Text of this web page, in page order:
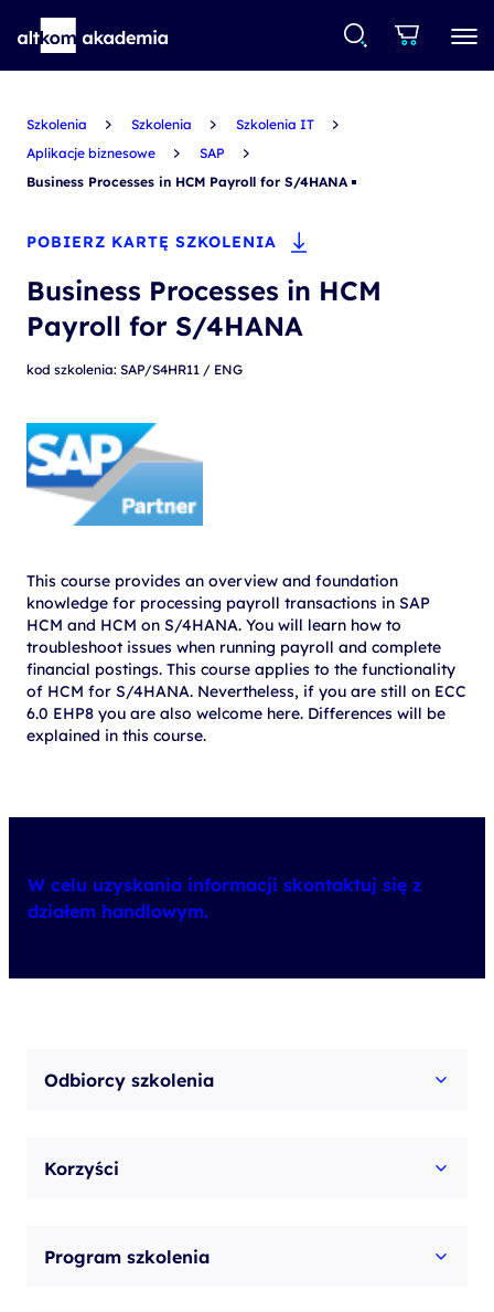
Szkolenia Szkolenia
Szkolenia IT
Aplikacje biznesowe
SAP
Business Processes in HCM Payroll for S/4HANA
POBIERZ KARTĘ SZKOLENIA
Business Processes in HCM
Payroll for S/4HANA
kod szkolenia: SAP/S4HR11 / ENG
This course provides an overview and foundation
knowledge for processing payroll transactions in SAP
HCM and HCM on S/4HANA. You will learn how to
troubleshoot issues when running payroll and complete
financial postings. This course applies to the functionality
of HCM for S/4HANA. Nevertheless, if you are still on ECC
6.0 EHP8 you are also welcome here. Differences will be
explained in this course.
W celu uzyskania informacji skontaktuj się z
działem handlowym.
Odbiorcy szkolenia
Korzyści
Program szkolenia